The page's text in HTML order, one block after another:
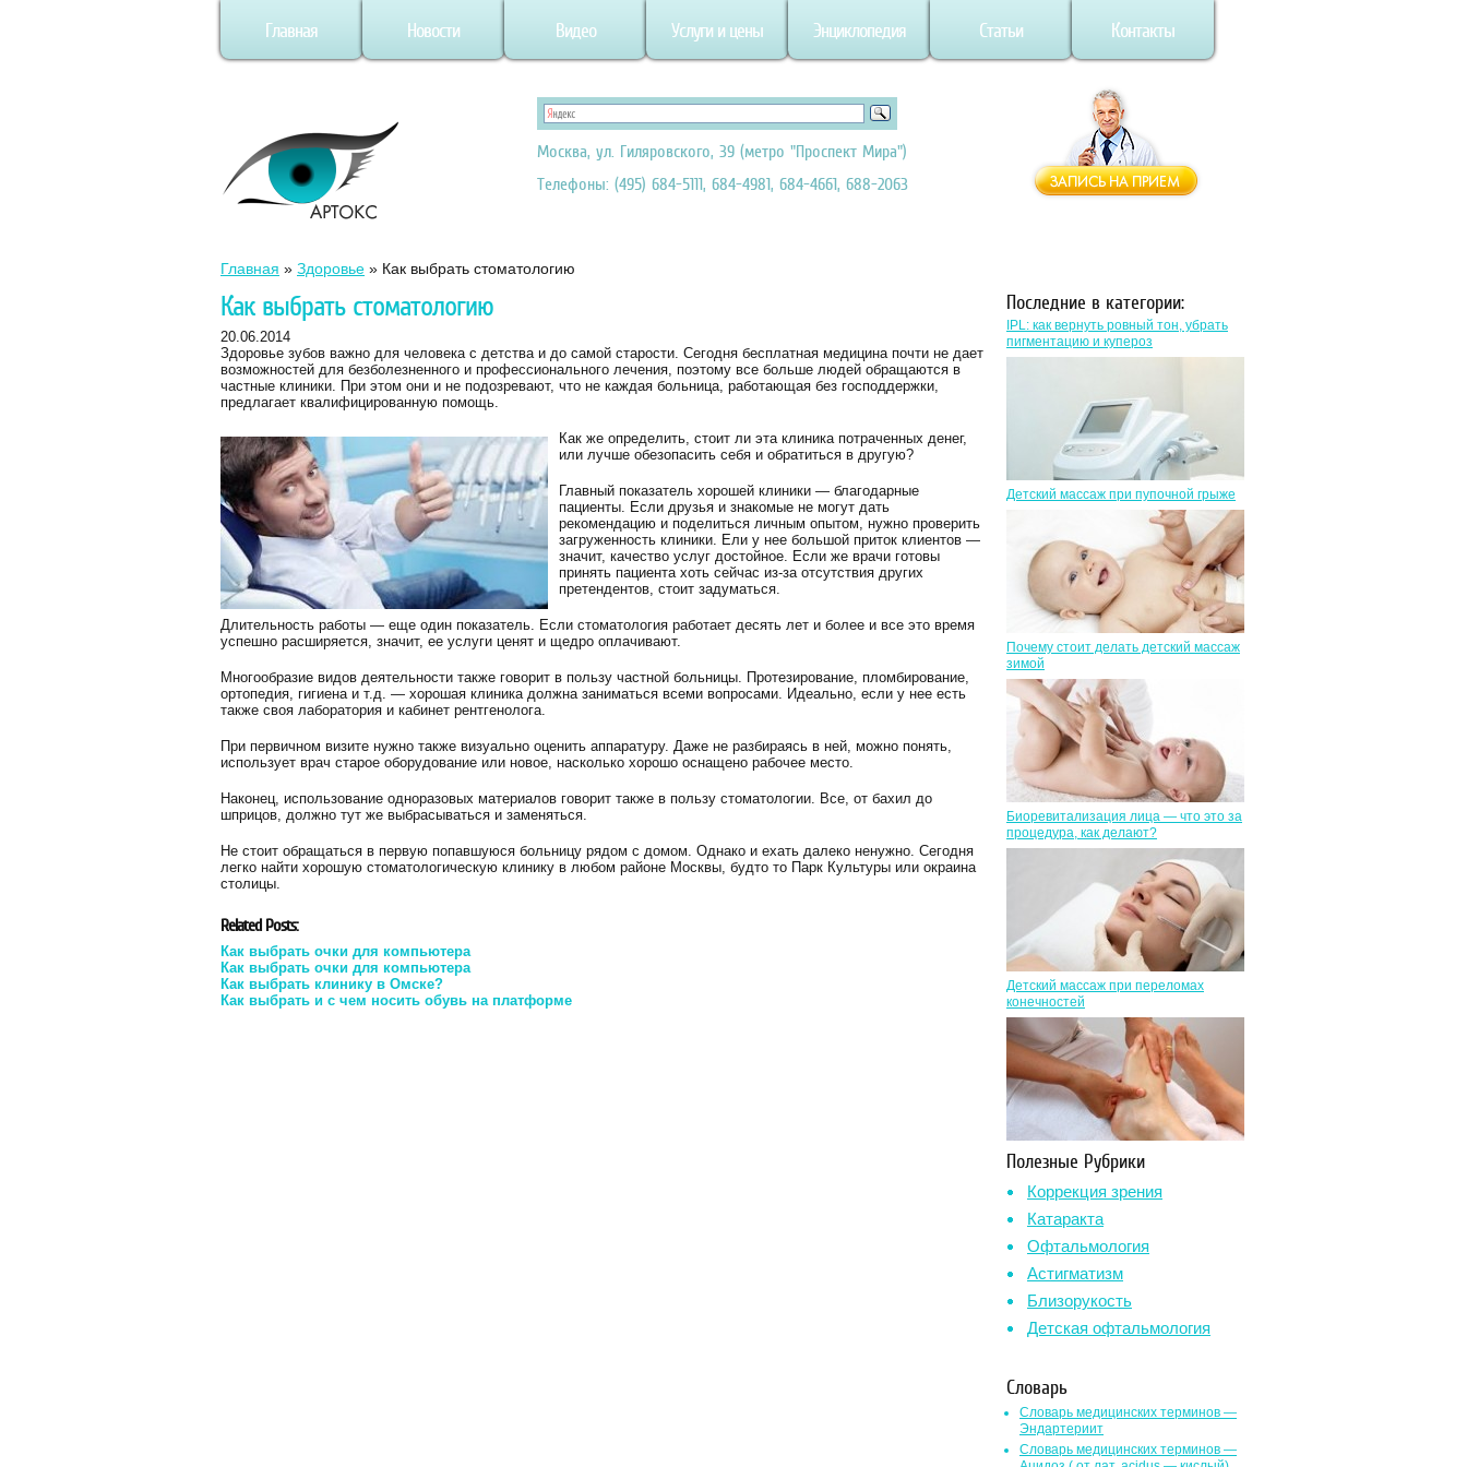
Главная Новости Видео Услуги и цены Энциклопедия Статьи Контакты
Москва, ул. Гиляровского, 39 (метро "Проспект Мира")
Телефоны: (495) 684-5111, 684-4981, 684-4661, 688-2063
Главная » Здоровье » Как выбрать стоматологию
Как выбрать стоматологию
20.06.2014
Здоровье зубов важно для человека с детства и до самой старости. Сегодня бесплатная медицина почти не дает
возможностей для безболезненного и профессионального лечения, поэтому все больше людей обращаются в
частные клиники. При этом они и не подозревают, что не каждая больница, работающая без господдержки,
предлагает квалифицированную помощь.
Как же определить, стоит ли эта клиника потраченных денег,
или лучше обезопасить себя и обратиться в другую?
Главный показатель хорошей клиники — благодарные
пациенты. Если друзья и знакомые не могут дать
рекомендацию и поделиться личным опытом, нужно проверить
загруженность клиники. Ели у нее большой приток клиентов —
значит, качество услуг достойное. Если же врачи готовы
принять пациента хоть сейчас из-за отсутствия других
претендентов, стоит задуматься.
Длительность работы — еще один показатель. Если стоматология работает десять лет и более и все это время
успешно расширяется, значит, ее услуги ценят и щедро оплачивают.
Многообразие видов деятельности также говорит в пользу частной больницы. Протезирование, пломбирование,
ортопедия, гигиена и т.д. — хорошая клиника должна заниматься всеми вопросами. Идеально, если у нее есть
также своя лаборатория и кабинет рентгенолога.
При первичном визите нужно также визуально оценить аппаратуру. Даже не разбираясь в ней, можно понять,
использует врач старое оборудование или новое, насколько хорошо оснащено рабочее место.
Наконец, использование одноразовых материалов говорит также в пользу стоматологии. Все, от бахил до
шприцов, должно тут же выбрасываться и заменяться.
Не стоит обращаться в первую попавшуюся больницу рядом с домом. Однако и ехать далеко ненужно. Сегодня
легко найти хорошую стоматологическую клинику в любом районе Москвы, будто то Парк Культуры или окраина
столицы.
Related Posts:
Как выбрать очки для компьютера
Как выбрать очки для компьютера
Как выбрать клинику в Омске?
Как выбрать и с чем носить обувь на платформе
Последние в категории:
IPL: как вернуть ровный тон, убрать
пигментацию и купероз
Детский массаж при пупочной грыже
Почему стоит делать детский массаж
зимой
Биоревитализация лица — что это за
процедура, как делают?
Детский массаж при переломах
конечностей
Полезные Рубрики
Коррекция зрения
Катаракта
Офтальмология
Астигматизм
Близорукость
Детская офтальмология
Словарь
Словарь медицинских терминов —
Эндартериит
Словарь медицинских терминов —